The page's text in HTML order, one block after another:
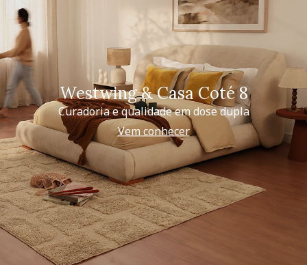
Westwing & Casa Coté 8
Curadoria e qualidade em dose dupla
Vem conhecer